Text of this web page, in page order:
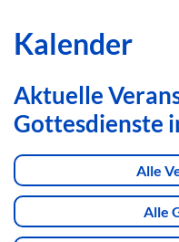
Kalender
Aktuelle
Gottesdienste
Alle
Alle